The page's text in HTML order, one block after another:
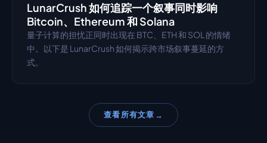
LunarCrush 如何追踪一个叙事同时影响
Bitcoin、Ethereum 和 Solana
量子计算的担忧正同时出现在 BTC、ETH 和 SOL 的情绪
中。以下是 LunarCrush 如何揭示跨市场叙事蔓延的方
式。
查看所有文章 →